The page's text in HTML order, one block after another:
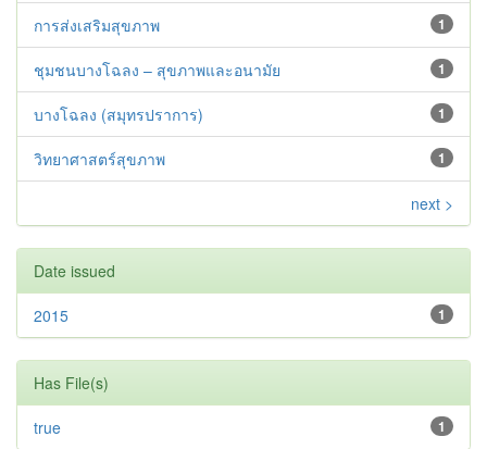
1
การส่งเสริมสุขภาพ
1
ชุมชนบางโฉลง – สุขภาพและอนามัย
1
บางโฉลง (สมุทรปราการ)
1
วิทยาศาสตร์สุขภาพ
next >
Date issued
1
2015
Has File(s)
1
true